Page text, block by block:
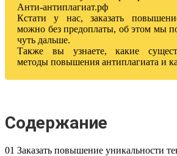
Анти-антиплагиат.рф
Кстати у нас, заказать
можно без предоплаты, об этом мы
чуть дальше.
Также вы узнаете, какие
методы повышения антиплагиата и
Содержание
01 Заказать повышение уникальности